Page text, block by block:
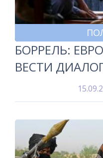
БОРРЕЛЬ:
ВЕСТИ